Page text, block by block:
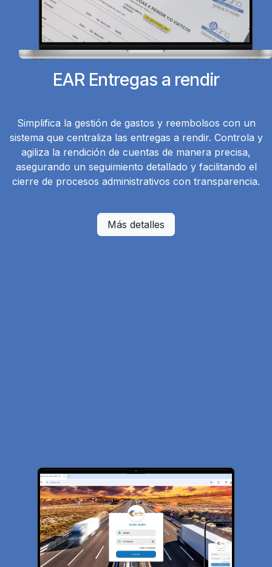
EAR Entregas a rendir
Simplifica la gestión de gastos y reembolsos con un
sistema que centraliza las entregas a rendir. Controla y
agiliza la rendición de cuentas de manera precisa,
asegurando un seguimiento detallado y facilitando el
cierre de procesos administrativos con transparencia.
Más detalles